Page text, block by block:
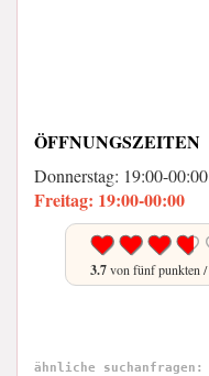
ÖFFNUNGSZEITEN
Donnerstag: 19:00-00:00
Freitag: 19:00-00:00
3.7von fünf punkten /
ähnliche suchanfragen: